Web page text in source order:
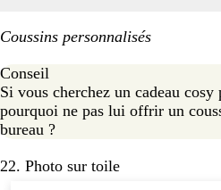
Coussins personnalisés
Conseil
Si vous cherchez un cadeau cosy
pourquoi ne pas lui offrir un
bureau ?
22. Photo sur toile